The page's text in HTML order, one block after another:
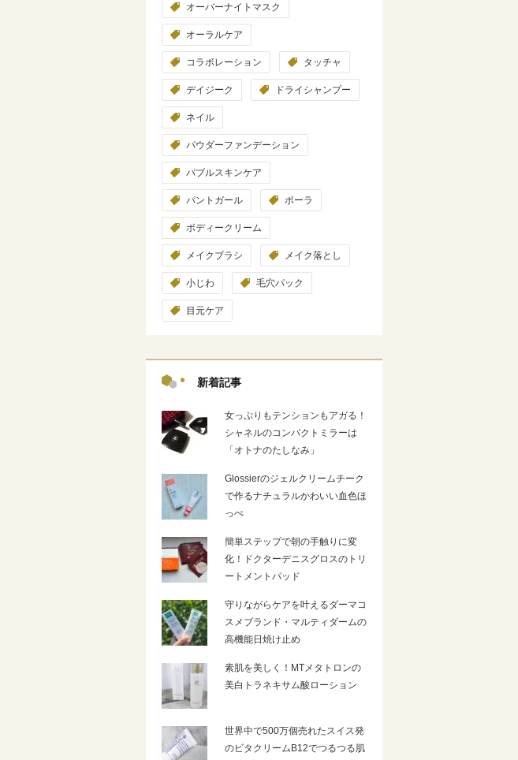
オーバーナイトマスク
オーラルケア
コラボレーション タッチャ
デイジーク ドライシャンプー
ネイル
パウダーファンデーション
バブルスキンケア
パントガール ポーラ
ボディークリーム
メイクブラシ メイク落とし
小じわ 毛穴パック
目元ケア
新着記事
女っぷりもテンションもアガる！
シャネルのコンパクトミラーは
「オトナのたしなみ」
Glossierのジェルクリームチーク
で作るナチュラルかわいい血色ほ
っぺ
簡単ステップで朝の手触りに変
化！ドクターデニスグロスのトリ
ートメントパッド
守りながらケアを叶えるダーマコ
スメブランド・マルティダームの
高機能日焼け止め
素肌を美しく！MTメタトロンの
美白トラネキサム酸ローション
世界中で500万個売れたスイス発
のビタクリームB12でつるつる肌